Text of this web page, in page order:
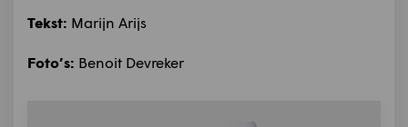
Tekst: Marijn Arijs
Foto’s: Benoit Devreker